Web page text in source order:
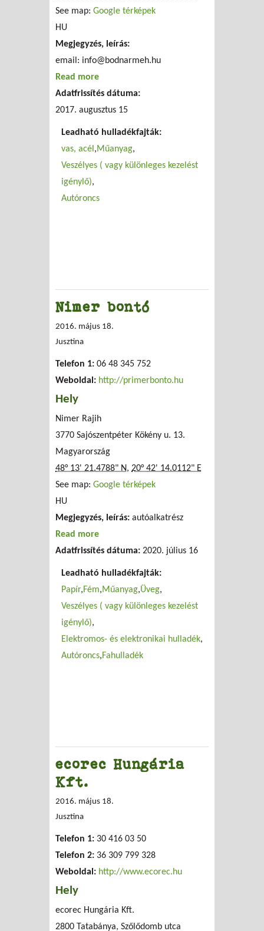
See map: Google térképek
HU
Megjegyzés, leírás:
email: info@bodnarmeh.hu
Read more
Szolgáltato Kft
Adatfrissítés dátuma:
2017. augusztus 15
Leadható hulladékfajták:
vas, acél
Műanyag
Veszélyes ( vagy különleges kezelést
igénylő)
Autóroncs
Nimer bontó
2016. május 18.
Jusztina
Telefon 1: 06 48 345 752
Weboldal: http://primerbonto.hu
Hely
Nimer Rajih
3770 Sajószentpéter Kökény u. 13.
Magyarország
48° 13' 21.4788" N, 20° 42' 14.0112" E
See map: Google térképek
HU
Megjegyzés, leírás: autóalkatrész
Read more
Adatfrissítés dátuma: 2020. július 16
Leadható hulladékfajták:
Papír Fém Műanyag Üveg
Veszélyes ( vagy különleges kezelést
igénylő)
Elektromos- és elektronikai hulladék
Autóroncs Fahulladék
ecorec Hungária
Kft.
2016. május 18.
Jusztina
Telefon 1: 30 416 03 50
Telefon 2: 36 309 799 328
Weboldal: http://www.ecorec.hu
Hely
ecorec Hungária Kft.
2800 Tatabánya, Szőlődomb utca